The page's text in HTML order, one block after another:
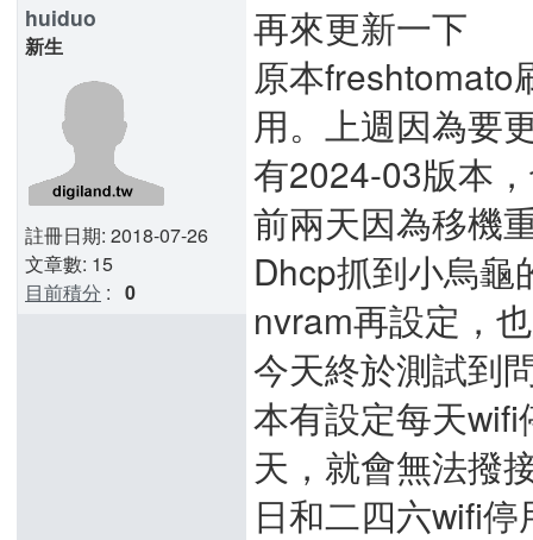
huiduo
新生
註冊日期: 2018-07-26
文章數: 15
目前積分 : 0
再來更新一下
原本freshtomato
用。上週因為要
有2024-03版本
前兩天因為移機
Dhcp抓到小烏龜
nvram再設定，
今天終於測試到
本有設定每天
天，就會無法撥
日和二四六wifi